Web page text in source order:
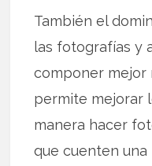
También el
las fotografías y
componer mejor
permite mejorar
manera hacer
que cuenten una